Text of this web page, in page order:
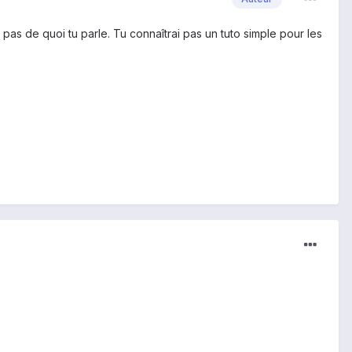
de quoi tu parle. Tu connaîtrai pas un tuto simple pour les